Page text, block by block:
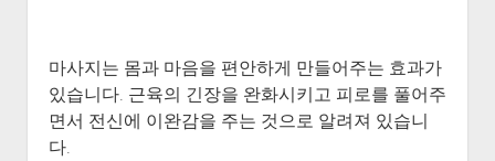
마사지는 몸과 마음을 편안하게 만들어주는 효과가
있습니다. 근육의 긴장을 완화시키고 피로를 풀어주
면서 전신에 이완감을 주는 것으로 알려져 있습니
다.